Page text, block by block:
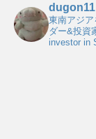
dugon11
東南アジ
ダー&投資
investor in